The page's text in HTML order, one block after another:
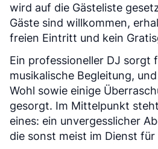
wird auf die Gästeliste
Gäste sind willkommen,
freien Eintritt und kein
Ein professioneller DJ sorgt
musikalische Begleitung,
Wohl sowie einige
gesorgt. Im Mittelpunkt
eines: ein unvergesslicher
die sonst meist im Dienst